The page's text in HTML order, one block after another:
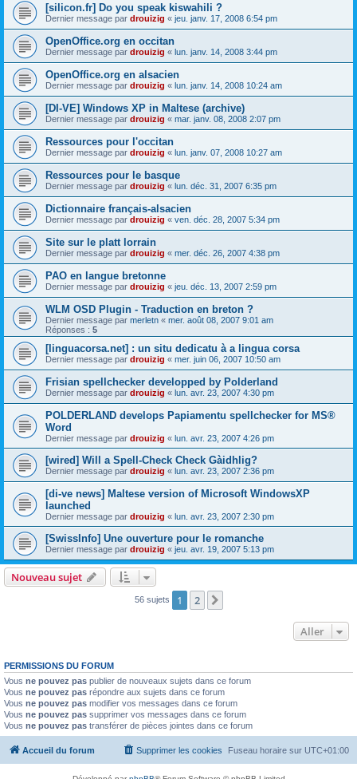
[silicon.fr] Do you speak kiswahili ?
Dernier message par drouizig « jeu. janv. 17, 2008 6:54 pm
OpenOffice.org en occitan
Dernier message par drouizig « lun. janv. 14, 2008 3:44 pm
OpenOffice.org en alsacien
Dernier message par drouizig « lun. janv. 14, 2008 10:24 am
[DI-VE] Windows XP in Maltese (archive)
Dernier message par drouizig « mar. janv. 08, 2008 2:07 pm
Ressources pour l'occitan
Dernier message par drouizig « lun. janv. 07, 2008 10:27 am
Ressources pour le basque
Dernier message par drouizig « lun. déc. 31, 2007 6:35 pm
Dictionnaire français-alsacien
Dernier message par drouizig « ven. déc. 28, 2007 5:34 pm
Site sur le platt lorrain
Dernier message par drouizig « mer. déc. 26, 2007 4:38 pm
PAO en langue bretonne
Dernier message par drouizig « jeu. déc. 13, 2007 2:59 pm
WLM OSD Plugin - Traduction en breton ?
Dernier message par merletn « mer. août 08, 2007 9:01 am
Réponses : 5
[linguacorsa.net] : un situ dedicatu à a lingua corsa
Dernier message par drouizig « mer. juin 06, 2007 10:50 am
Frisian spellchecker developped by Polderland
Dernier message par drouizig « lun. avr. 23, 2007 4:30 pm
POLDERLAND develops Papiamentu spellchecker for MS®
Word
Dernier message par drouizig « lun. avr. 23, 2007 4:26 pm
[wired] Will a Spell-Check Check Gàidhlig?
Dernier message par drouizig « lun. avr. 23, 2007 2:36 pm
[di-ve news] Maltese version of Microsoft WindowsXP
launched
Dernier message par drouizig « lun. avr. 23, 2007 2:30 pm
[SwissInfo] Une ouverture pour le romanche
Dernier message par drouizig « jeu. avr. 19, 2007 5:13 pm
Nouveau sujet
56 sujets 1 2
Aller
PERMISSIONS DU FORUM
Vous ne pouvez pas publier de nouveaux sujets dans ce forum
Vous ne pouvez pas répondre aux sujets dans ce forum
Vous ne pouvez pas modifier vos messages dans ce forum
Vous ne pouvez pas supprimer vos messages dans ce forum
Vous ne pouvez pas transférer de pièces jointes dans ce forum
Accueil du forum Fuseau horaire sur UTC+01:00
Supprimer les cookies